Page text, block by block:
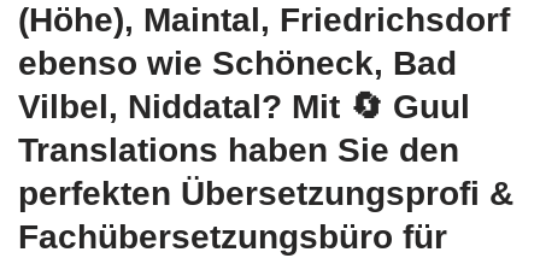
(Höhe), Maintal, Friedrichsdorf
ebenso wie Schöneck, Bad
Vilbel, Niddatal? Mit 🔄 Guul
Translations haben Sie den
perfekten Übersetzungsprofi &
Fachübersetzungsbüro für